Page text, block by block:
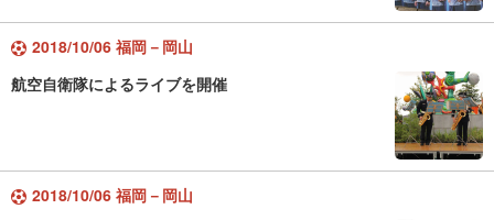
2018/10/06 福岡－岡山
航空自衛隊によるライブを開催
2018/10/06 福岡－岡山